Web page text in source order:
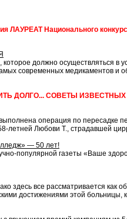
ЛАУРЕАТ Национального
должно осуществляться в
современных медикаментов и
ДОЛГО... СОВЕТЫ ИЗВЕСТНЫХ
операция по пересадке
летней Любови Т., страдавшей
— 50 лет!
популярной газеты «Ваше
здесь все рассматривается как
достижениями этой больницы,